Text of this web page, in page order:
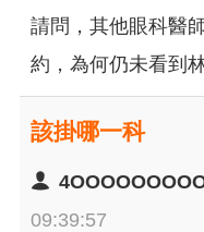
請問，其他眼科醫
約，為何仍未看到
呢???
該掛哪一科
09:39:57